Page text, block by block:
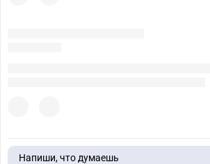
Напиши, что думаешь